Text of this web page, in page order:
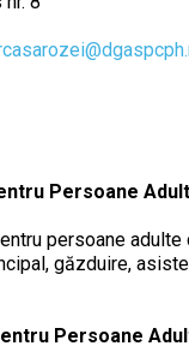
Persoane
persoane
găzduire,
Persoane